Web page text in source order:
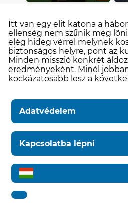
Itt van egy elit katona a
ellenség nem szűnik meg
elég hideg vérrel melynek
biztonságos helyre, pont az
Minden misszió konkrét
eredményeként. Minél
kockázatosabb lesz a
Adatvédelem
Kapcsolatba lépni